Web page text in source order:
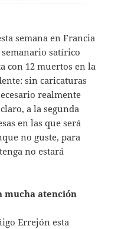
semana en Francia
satírico
con 12 muertos en la
sin caricaturas
realmente
a la segunda
en las que será
no guste, para
no estará
mucha atención
Errejón esta